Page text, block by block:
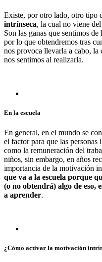
Existe, por otro lado, otro tipo
intrínseca, la cual no viene
Son las ganas que sentimos
por lo que obtendremos tras
nos provoca llevarla a cabo,
nos sentimos al realizarla.
En la escuela
En general, en el mundo se
el factor para que las personas
como la remuneración del
niños, sin embargo, en años
importancia de la motivación
que va a la escuela porque
(o no obtendrá) algo de eso,
a aprender.
¿Cómo activar la motivación